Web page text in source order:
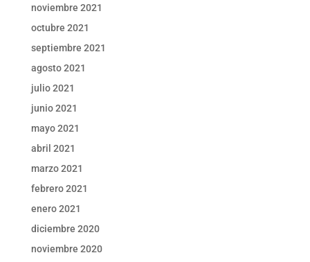
noviembre 2021
octubre 2021
septiembre 2021
agosto 2021
julio 2021
junio 2021
mayo 2021
abril 2021
marzo 2021
febrero 2021
enero 2021
diciembre 2020
noviembre 2020